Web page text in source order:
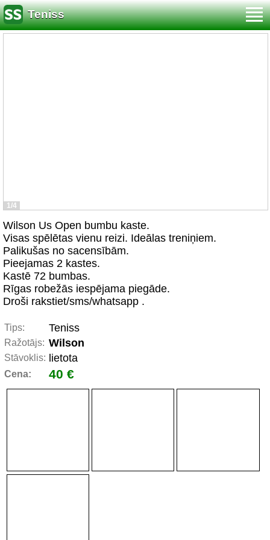
Teniss
1/4
Wilson Us Open bumbu kaste.
Visas spēlētas vienu reizi. Ideālas treniņiem.
Palikušas no sacensībām.
Pieejamas 2 kastes.
Kastē 72 bumbas.
Rīgas robežās iespējama piegāde.
Droši rakstiet/sms/whatsapp .
Tips: Teniss
Ražotājs: Wilson
Stāvoklis: lietota
Cena: 40 €